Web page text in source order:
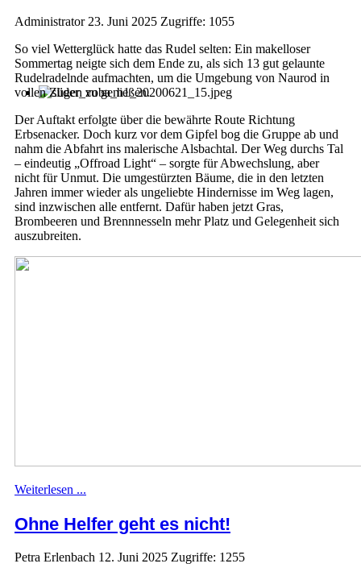
Administrator 23. Juni 2025 Zugriffe: 1055
So viel Wetterglück hatte das Rudel selten: Ein makelloser
Sommertag neigte sich dem Ende zu, als sich 13 gut gelaunte
Rudelradelnde aufmachten, um die Umgebung von Naurod in
vollen Zügen zu genießen.
Der Auftakt erfolgte über die bewährte Route Richtung
Erbsenacker. Doch kurz vor dem Gipfel bog die Gruppe ab und
nahm die Abfahrt ins malerische Alsbachtal. Der Weg durchs Tal
– eindeutig „Offroad Light“ – sorgte für Abwechslung, aber
nicht für Unmut. Die umgestürzten Bäume, die in den letzten
Jahren immer wieder als ungeliebte Hindernisse im Weg lagen,
sind inzwischen alle entfernt. Dafür haben jetzt Gras,
Brombeeren und Brennnesseln mehr Platz und Gelegenheit sich
auszubreiten.
Weiterlesen ...
Ohne Helfer geht es nicht!
Petra Erlenbach 12. Juni 2025 Zugriffe: 1255